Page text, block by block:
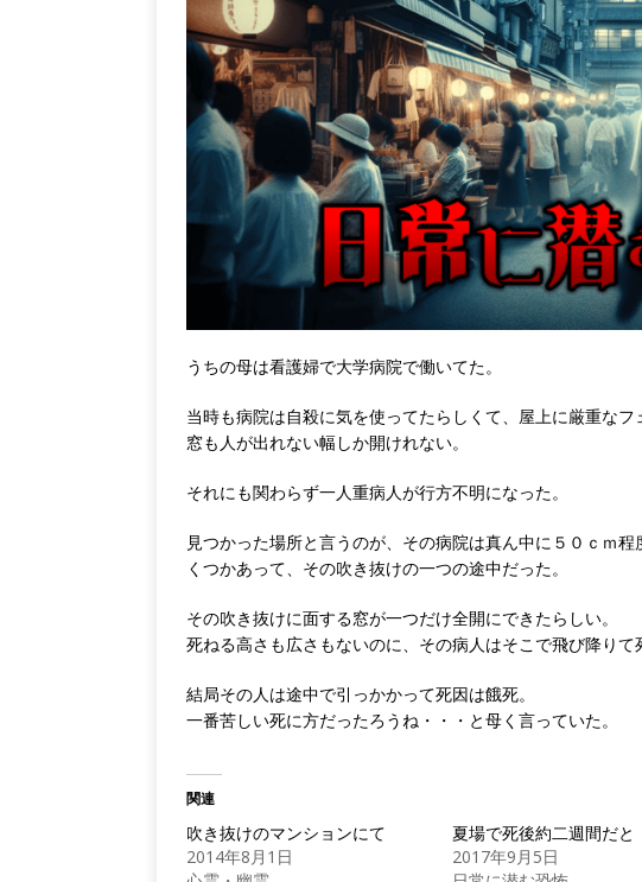
うちの母は看護婦で大学病院で働いてた。
当時も病院は自殺に気を使ってたらしくて、屋上に厳重なフ
窓も人が出れない幅しか開けれない。
それにも関わらず一人重病人が行方不明になった。
見つかった場所と言うのが、その病院は真ん中に５０ｃｍ
くつかあって、その吹き抜けの一つの途中だった。
その吹き抜けに面する窓が一つだけ全開にできたらしい。
死ねる高さも広さもないのに、その病人はそこで飛び降りて
結局その人は途中で引っかかって死因は餓死。
一番苦しい死に方だったろうね・・・と母く言っていた。
関連
吹き抜けのマンションにて
2014年8月1日
夏場で死後約二週間だと
2017年9月5日